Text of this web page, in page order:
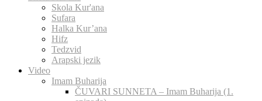
Skola Kur'ana
Sufara
Halka Kur’ana
Hifz
Tedzvid
Arapski jezik
Video
Imam Buharija
ČUVARI SUNNETA – Imam Buharija (1.